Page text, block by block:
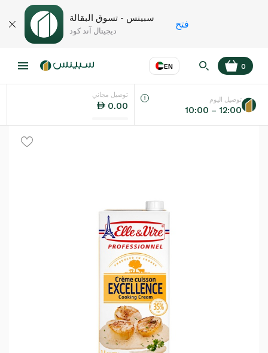
سبينس - تسوق البقالة
ديجيتال آند كود
فتح
EN
اللغة عر
0
توصيل مجاني
0.00
توصيل اليوم
10:00 – 12:00